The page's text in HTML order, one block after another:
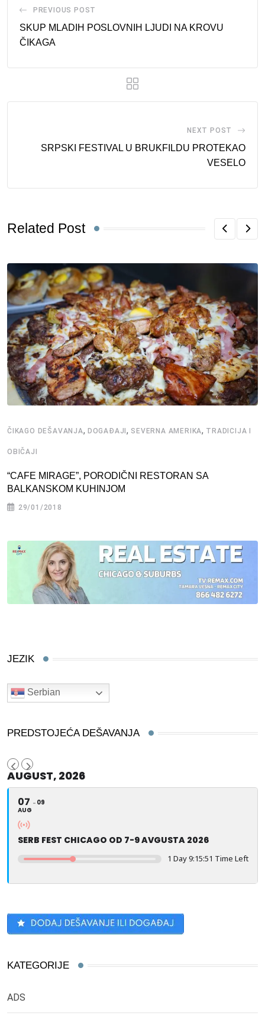
PREVIOUS POST
SKUP MLADIH POSLOVNIH LJUDI NA KROVU
ČIKAGA
NEXT POST
SRPSKI FESTIVAL U BRUKFILDU PROTEKAO
VESELO
Related Post
ČIKAGO DEŠAVANJA, DOGAĐAJI, SEVERNA AMERIKA, TRADICIJA I
OBIČAJI
“CAFE MIRAGE”, PORODIČNI RESTORAN SA
BALKANSKOM KUHINJOM
29/01/2018
JEZIK
Serbian
PREDSTOJEĆA DEŠAVANJA
AUGUST, 2026
07
AUG
09
SERB FEST CHICAGO OD 7-9 AVGUSTA 2026
1 Day 9:15:49 Time Left
KATEGORIJE
ADS